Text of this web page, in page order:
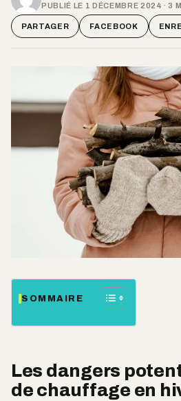
PUBLIÉ LE 1 DÉCEMBRE 2024 · 3
PARTAGER FACEBOOK
SOMMAIRE
Les dangers
de chauffage en